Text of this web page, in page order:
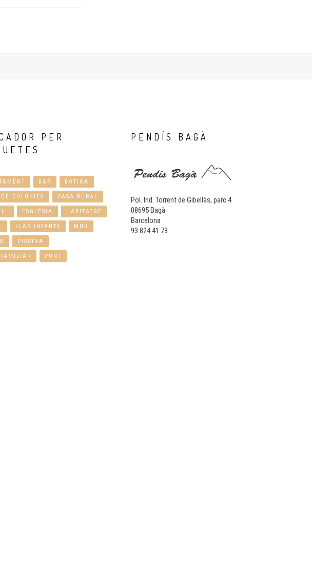
PER
BAR BOTIGA
COLÒNIES CASA RURAL
ESGLÉSIA HABITATGE
LLAR INFANTS MUR
PISCINA
PONT
PENDÍS BAGÀ
Pol. Ind. Torrent de Gibellàs, parc 4
08695 Bagà
Barcelona
93 824 41 73